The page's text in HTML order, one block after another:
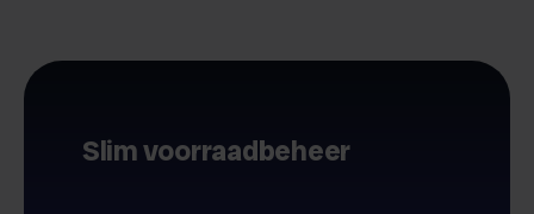
Slim voorraadbeheer